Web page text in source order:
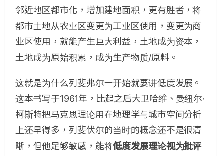
邻近地区都市化，增加建地面积，更有胜者，将
都市土地从农业区变更为工业区使用，变更为商
业区使用，就能产生巨大利益，土地成为资本，
土地成为原始积累，成为生产物质/原料。
这就是为什么列斐弗尔一开始就要讲低度发展。
这本书写于1961年，比起之后大卫哈维、曼纽尔·
柯斯特把马克思理论用在地理学与城市空间分析
上还早得多，列斐伏尔的当时的概念还不是很清
晰，但他足够敏感，能将低度发展理论视为批评